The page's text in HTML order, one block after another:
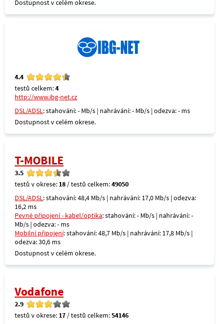
Dostupnost v celém okrese.
4.4
testů celkem:4
http://www.ibg-net.cz
DSL/ADSL: stahování: - Mb/s | nahrávání: - Mb/s | odezva: - ms
Dostupnost v celém okrese.
T-MOBILE
3.5
testů v okrese: 18 / testů celkem:49050
DSL/ADSL: stahování: 48,4 Mb/s | nahrávání: 17,0 Mb/s | odezva:
16,2 ms
Pevné připojení - kabel/optika: stahování: - Mb/s | nahrávání: -
Mb/s | odezva: - ms
Mobilní připojení: stahování: 48,7 Mb/s | nahrávání: 17,8 Mb/s |
odezva: 30,6 ms
Dostupnost v celém okrese.
Vodafone
2.9
testů v okrese: 17 / testů celkem:54146